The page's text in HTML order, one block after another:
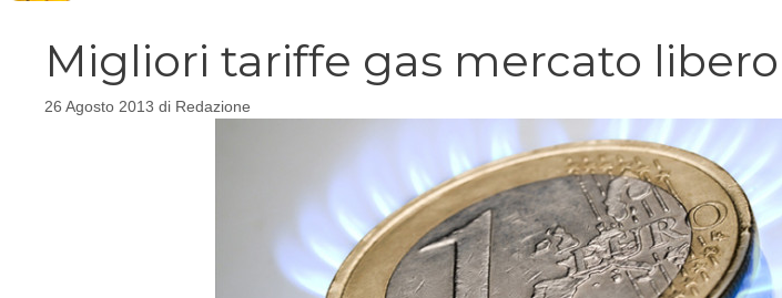
Migliori tariffe gas mercato libero
26 Agosto 2013 di Redazione